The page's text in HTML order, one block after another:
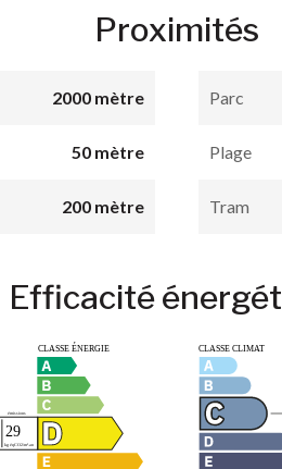
Proximités
2000 mètre
50 mètre
200 mètre
Parc
Plage
Tram
Efficacité